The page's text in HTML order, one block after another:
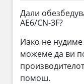
Дали
AE6/CN-3F?
Иако не
можеме да ви
помош.